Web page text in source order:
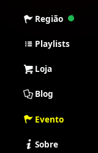
Região
Playlists
Loja
Blog
Evento
Sobre